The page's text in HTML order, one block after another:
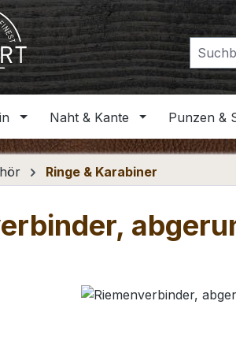
springen
Naht & Kante Punzen &
Ringe & Karabiner